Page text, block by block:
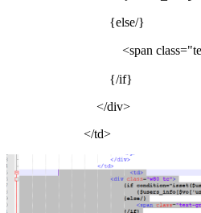
{else/}
<span class="text-gray-
{/if}
</div>
</td>